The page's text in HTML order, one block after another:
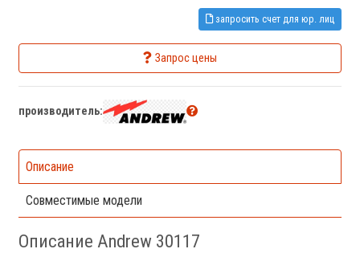
запросить счет для юр. лиц
Запрос цены
производитель:
Описание
Совместимые модели
Описание Andrew 30117